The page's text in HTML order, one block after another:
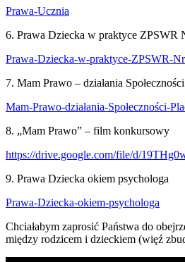
Prawa-Ucznia
6. Prawa Dziecka w praktyce ZPSWR
Prawa-Dziecka-w-praktyce-ZPSWR-
7. Mam Prawo – działania
Mam-Prawo-działania-Społeczności-
8. „Mam Prawo” – film konkursowy
https://drive.google.com/file/d/
9. Prawa Dziecka okiem psychologa
Prawa-Dziecka-okiem-psychologa
Chciałabym zaprosić Państwa do
między rodzicem i dzieckiem (więź